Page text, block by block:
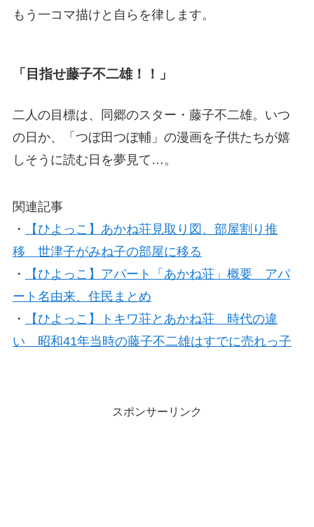
もう一コマ描けと自らを律します。
「目指せ藤子不二雄！！」
二人の目標は、同郷のスター・藤子不二雄。いつ
の日か、「つぼ田つぼ輔」の漫画を子供たちが嬉
しそうに読む日を夢見て…。
関連記事
・
【ひよっこ】あかね荘見取り図、部屋割り推
移 世津子がみね子の部屋に移る
・
【ひよっこ】アパート「あかね荘」概要 アパ
ート名由来、住民まとめ
・
【ひよっこ】トキワ荘とあかね荘 時代の違
い 昭和41年当時の藤子不二雄はすでに売れっ子
スポンサーリンク